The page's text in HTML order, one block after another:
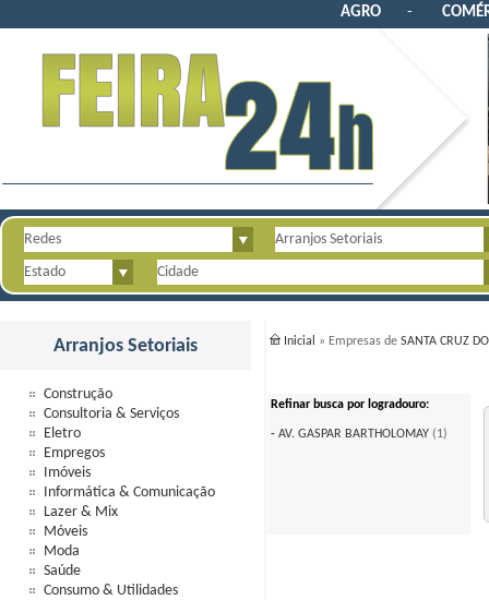
AGRO-
Arranjos Setoriais
Construção
Consultoria & Serviços
Eletro
Empregos
Imóveis
Informática & Comunicação
Lazer & Mix
Móveis
Moda
Saúde
Consumo & Utilidades
Inicial » Empresas de SANTA CRUZ
Refinar busca por logradouro:
- AV. GASPAR BARTHOLOMAY (1)